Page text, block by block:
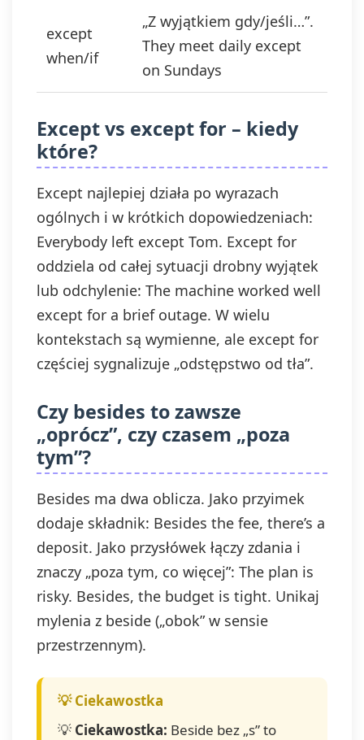
except
when/if
„Z wyjątkiem gdy/jeśli…”.
They meet daily except
on Sundays
Except vs except for – kiedy
które?
Except najlepiej działa po wyrazach
ogólnych i w krótkich dopowiedzeniach:
Everybody left except Tom. Except for
oddziela od całej sytuacji drobny wyjątek
lub odchylenie: The machine worked well
except for a brief outage. W wielu
kontekstach są wymienne, ale except for
częściej sygnalizuje „odstępstwo od tła”.
Czy besides to zawsze
„oprócz”, czy czasem „poza
tym”?
Besides ma dwa oblicza. Jako przyimek
dodaje składnik: Besides the fee, there’s a
deposit. Jako przysłówek łączy zdania i
znaczy „poza tym, co więcej”: The plan is
risky. Besides, the budget is tight. Unikaj
mylenia z beside („obok” w sensie
przestrzennym).
💡 Ciekawostka: Beside bez „s” to